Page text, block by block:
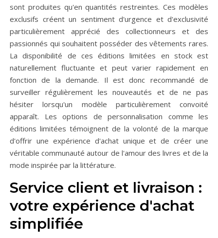
sont produites qu'en quantités restreintes. Ces modèles
exclusifs créent un sentiment d'urgence et d'exclusivité
particulièrement apprécié des collectionneurs et des
passionnés qui souhaitent posséder des vêtements rares.
La disponibilité de ces éditions limitées en stock est
naturellement fluctuante et peut varier rapidement en
fonction de la demande. Il est donc recommandé de
surveiller régulièrement les nouveautés et de ne pas
hésiter lorsqu'un modèle particulièrement convoité
apparaît. Les options de personnalisation comme les
éditions limitées témoignent de la volonté de la marque
d'offrir une expérience d'achat unique et de créer une
véritable communauté autour de l'amour des livres et de la
mode inspirée par la littérature.
Service client et livraison :
votre expérience d'achat
simplifiée